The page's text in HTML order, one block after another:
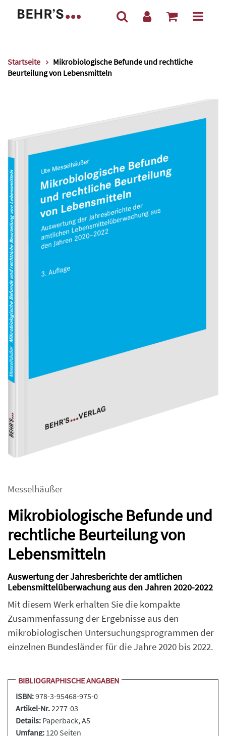
Startseite
Mikrobiologische Befunde und rechtliche
Beurteilung von Lebensmitteln
Messelhäußer
Mikrobiologische Befunde und
rechtliche Beurteilung von
Lebensmitteln
Auswertung der Jahresberichte der amtlichen
Lebensmittelüberwachung aus den Jahren 2020-2022
Mit diesem Werk erhalten Sie die kompakte
Zusammenfassung der Ergebnisse aus den
mikrobiologischen Untersuchungsprogrammen der
einzelnen Bundesländer für die Jahre 2020 bis 2022.
BIBLIOGRAPHISCHE ANGABEN
ISBN:978-3-95468-975-0
Artikel-Nr.2277-03
Details: Paperback, A5
Umfang: 120 Seiten